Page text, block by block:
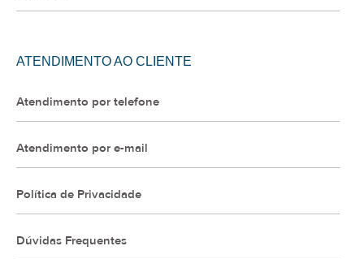
ATENDIMENTO AO CLIENTE
Atendimento por telefone
Atendimento por e-mail
Política de Privacidade
Dúvidas Frequentes